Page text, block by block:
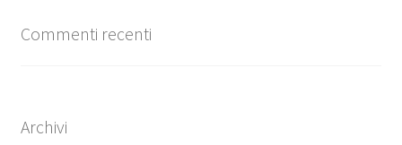
Commenti recenti
Archivi